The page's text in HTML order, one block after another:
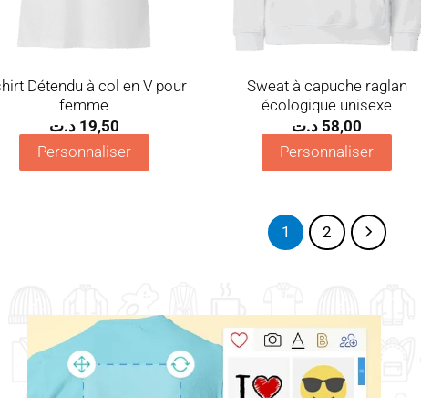
Détendu à col en V pour
femme
19,50 د.ت
Personnaliser
Sweat à capuche raglan
écologique unisexe
58,00 د.ت
Personnaliser
1 2